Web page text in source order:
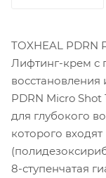
TOXHEAL PDRN
Лифтинг-крем с
восстановления
PDRN Micro
для глубокого
которого входят
8-ступенчатая